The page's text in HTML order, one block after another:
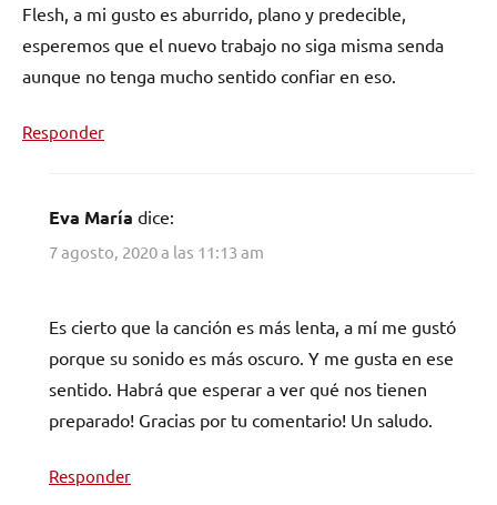
Flesh, a mi gusto es aburrido, plano y predecible,
esperemos que el nuevo trabajo no siga misma senda
aunque no tenga mucho sentido confiar en eso.
Responder
Eva María dice:
7 agosto, 2020 a las 11:13 am
Es cierto que la canción es más lenta, a mí me gustó
porque su sonido es más oscuro. Y me gusta en ese
sentido. Habrá que esperar a ver qué nos tienen
preparado! Gracias por tu comentario! Un saludo.
Responder